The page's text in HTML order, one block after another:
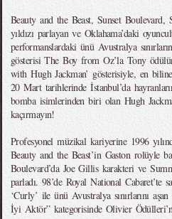
Beauty and the Beast, Sunset Boulevard,
yıldızı parlayan ve Oklahama’daki
performanslardaki ünü Avustralya
gösterisi The Boy from Oz’la Tony
with Hugh Jackman’ gösterisiyle, en
20 Mart tarihlerinde İstanbul’da
bomba isimlerinden biri olan Hugh
kaçırmayın!
Profesyonel müzikal kariyerine 1996
Beauty and the Beast’in Gaston rolüyle
Boulevard’da Joe Gillis karakteri ve
parladı. 98’de Royal National Cabaret’te
‘Curly’ ile ünü Avustralya sınırlarını
İyi Aktör” kategorisinde Olivier